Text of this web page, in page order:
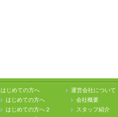
はじめての方へ
はじめての方へ
はじめての方へ２
運営会社について
会社概要
スタッフ紹介